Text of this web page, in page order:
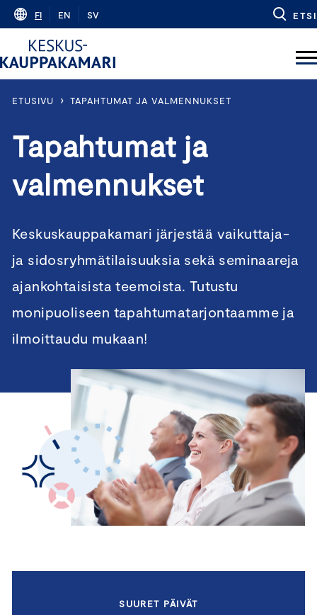
Skip
content
FI EN SV ETSI
ETUSIVU › TAPAHTUMAT JA VALMENNUKSET
Tapahtumat ja
valmennukset
Keskuskauppakamari järjestää vaikuttaja-
ja sidosryhmätilaisuuksia sekä seminaareja
ajankohtaisista teemoista. Tutustu
monipuoliseen tapahtumatarjontaamme ja
ilmoittaudu mukaan!
SUURET PÄIVÄT